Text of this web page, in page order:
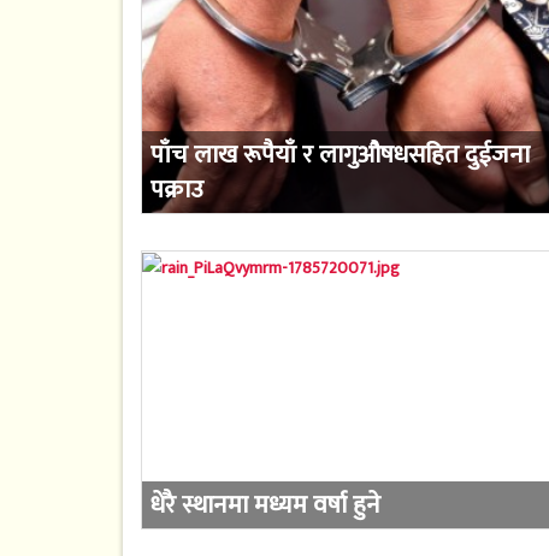
पाँच लाख रूपैयाँ र लागुऔषधसहित दुईजना
पक्राउ
धेरै स्थानमा मध्यम वर्षा हुने